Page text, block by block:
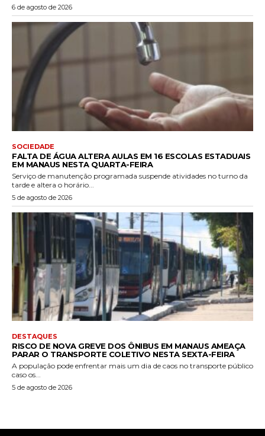
6 de agosto de 2026
SOCIEDADE
FALTA DE ÁGUA ALTERA AULAS EM 16 ESCOLAS ESTADUAIS
EM MANAUS NESTA QUARTA-FEIRA
Serviço de manutenção programada suspende atividades no turno da
tarde e altera o horário...
5 de agosto de 2026
DESTAQUES
RISCO DE NOVA GREVE DOS ÔNIBUS EM MANAUS AMEAÇA
PARAR O TRANSPORTE COLETIVO NESTA SEXTA-FEIRA
A população pode enfrentar mais um dia de caos no transporte público
caso os...
5 de agosto de 2026